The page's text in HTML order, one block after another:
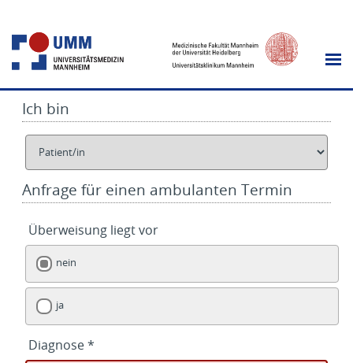
Ich bin
Anfrage für einen ambulanten Termin
Überweisung liegt vor
nein
ja
Diagnose *